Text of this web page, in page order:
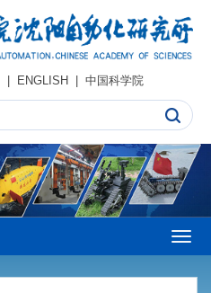
| ENGLISH| 中国科学院